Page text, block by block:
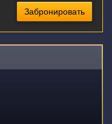
Забронировать